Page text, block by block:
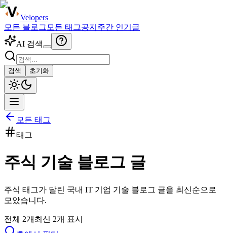
Velopers
모든 블로그 모든 태그공지 주간 인기글
AI 검색
검색 초기화
모든 태그
태그
주식 기술 블로그 글
주식 태그가 달린 국내 IT 기업 기술 블로그 글을 최신순으로
모았습니다.
전체 2개 최신 2개 표시